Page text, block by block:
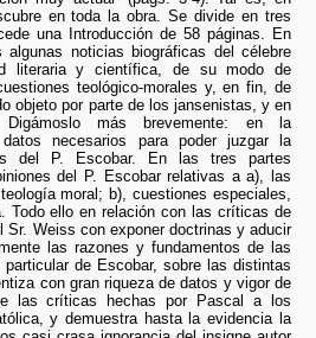
en toda la obra. Se divide en tres
una Introducción de 58 páginas. En
noticias biográficas del célebre
literaria y científica, de su modo de
teológico-morales y, en fin, de
objeto por parte de los jansenistas, y en
más brevemente: en la
necesarios para poder juzgar la
del P. Escobar. En las tres partes
del P. Escobar relativas a a), las
moral; b), cuestiones especiales,
Todo ello en relación con las críticas de
Sr. Weiss con exponer doctrinas y aducir
las razones y fundamentos de las
de Escobar, sobre las distintas
con gran riqueza de datos y vigor de
las críticas hechas por Pascal a los
y demuestra hasta la evidencia la